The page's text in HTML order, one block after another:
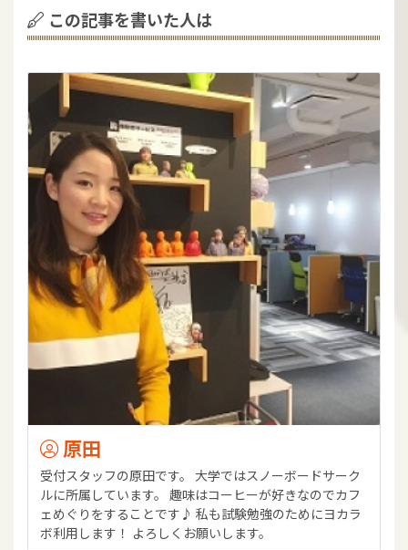
この記事を書いた人は
原田
受付スタッフの原田です。 大学ではスノーボードサーク
ルに所属しています。 趣味はコーヒーが好きなのでカフ
ェめぐりをすることです♪ 私も試験勉強のためにヨカラ
ボ利用します！ よろしくお願いします。